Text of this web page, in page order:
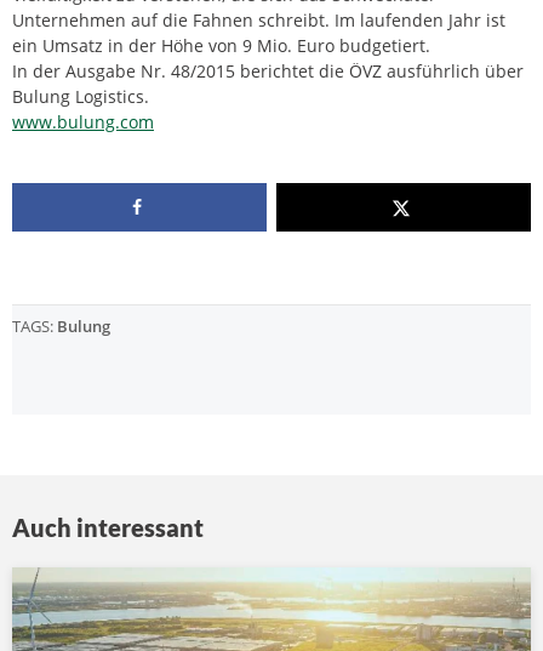
Unternehmen auf die Fahnen schreibt. Im laufenden Jahr ist
ein Umsatz in der Höhe von 9 Mio. Euro budgetiert.
In der Ausgabe Nr. 48/2015 berichtet die ÖVZ ausführlich über
Bulung Logistics.
www.bulung.com
TAGS: Bulung
Auch interessant